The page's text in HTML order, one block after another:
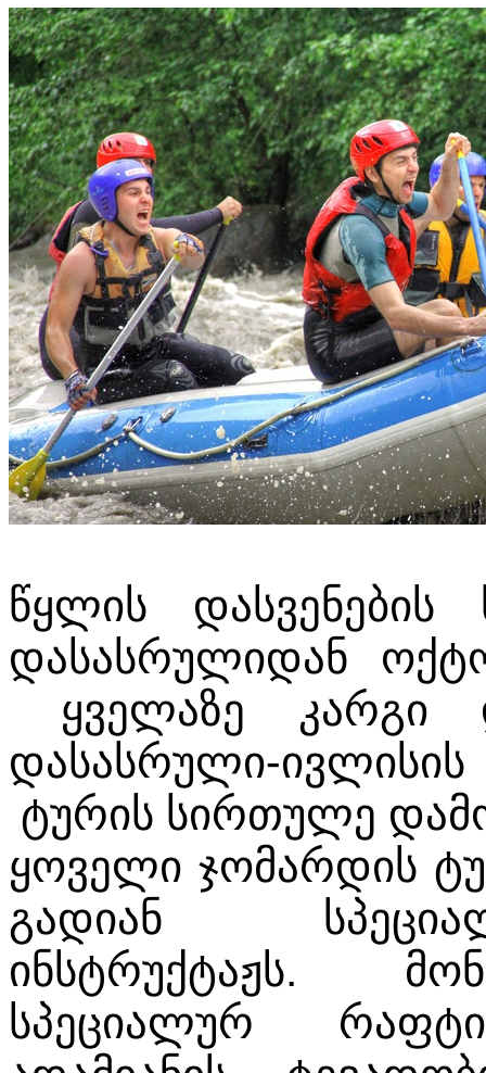
წყლის დასვენების
დასასრულიდან
ყველაზე კარგი
დასასრული-
ტურის სირთულე
ყოველი ჯომარდის
გადიან
ინსტრუქტაჟს.
სპეციალურ